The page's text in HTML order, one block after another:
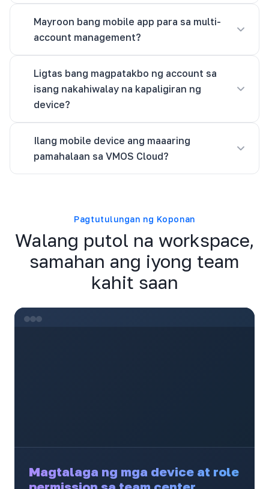
Mayroon bang mobile app para sa multi-
account management?
Ligtas bang magpatakbo ng account sa
isang nakahiwalay na kapaligiran ng
device?
Ilang mobile device ang maaaring
pamahalaan sa VMOS Cloud?
Pagtutulungan ng Koponan
Walang putol na workspace,
samahan ang iyong team
kahit saan
Magtalaga ng mga device at role